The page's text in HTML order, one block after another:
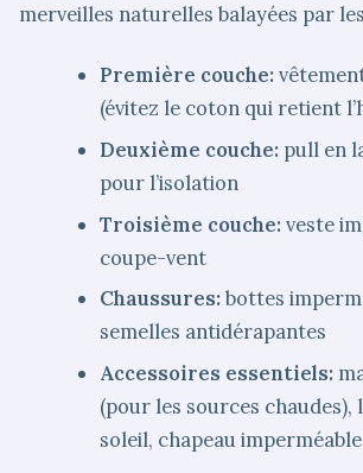
merveilles naturelles balayées par
Première couche:
(évitez le coton qui retient
Deuxième couche: pull en
pour l’isolation
Troisième couche:veste
coupe-vent
Chaussures:bottes
semelles antidérapantes
Accessoires essentiels:
(pour les sources chaudes),
soleil, chapeau imperméable